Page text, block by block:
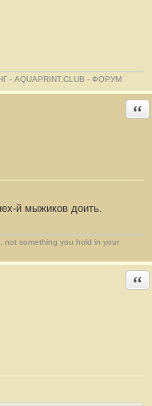
- AQUAPRINT.CLUB - ФОРУМ
й мыжиков доить.
not something you hold in your